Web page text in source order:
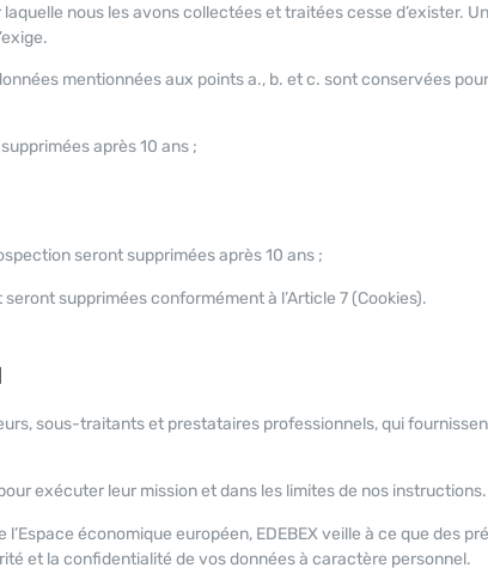
nous les avons collectées et traitées cesse d’exister.
mentionnées aux points a., b. et c. sont conservées
après 10 ans ;
seront supprimées après 10 ans ;
supprimées conformément à l’Article 7 (Cookies).
sous-traitants et prestataires professionnels, qui
exécuter leur mission et dans les limites de nos instructions.
économique européen, EDEBEX veille à ce que des
et la confidentialité de vos données à caractère personnel.